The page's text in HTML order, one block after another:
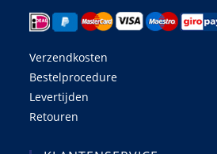
Verzendkosten
Bestelprocedure
Levertijden
Retouren